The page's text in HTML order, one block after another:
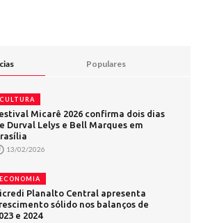
Populares
CULTURA
Micarê 2026 confirma dois dias
Durval Lelys e Bell Marques em
13/02/2026
ECONOMIA
Planalto Central apresenta
sólido nos balanços de
e 2024